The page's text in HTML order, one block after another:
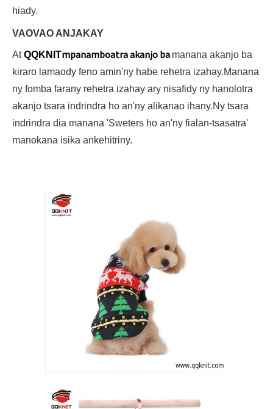
hiady.
VAOVAO ANJAKAY
AtQQKNITmpanamboatra akanjo ba manana akanjo ba
kiraro lamaody feno amin'ny habe rehetra izahay.Manana
ny fomba farany rehetra izahay ary nisafidy ny hanolotra
akanjo tsara indrindra ho an'ny alikanao ihany.Ny tsara
indrindra dia manana 'Sweters ho an'ny fialan-tsasatra'
manokana isika ankehitriny.